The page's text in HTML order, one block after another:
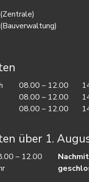
(Zentrale)
(Bauverwaltung)
08.00 – 12.00
08.00 – 12.00
08.00 – 12.00
über 1.
– 12.00